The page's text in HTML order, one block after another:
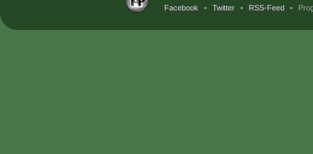
Facebook
• Twitter • RSS-Feed •